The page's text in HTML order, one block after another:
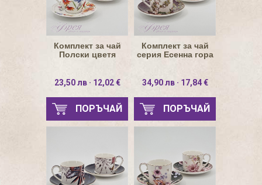
Комплект за чай
Полски цветя
23,50 лв · 12,02 €
ПОРЪЧАЙ
Комплект за чай
серия Есенна гора
34,90 лв · 17,84 €
ПОРЪЧАЙ